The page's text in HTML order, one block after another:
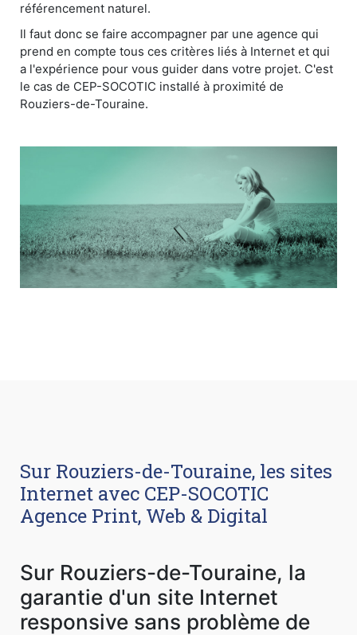
référencement naturel.
Il faut donc se faire accompagner par une agence qui
prend en compte tous ces critères liés à Internet et qui
a l'expérience pour vous guider dans votre projet. C'est
le cas de CEP-SOCOTIC installé à proximité de
Rouziers-de-Touraine.
Sur Rouziers-de-Touraine, les sites
Internet avec CEP-SOCOTIC
Agence Print, Web & Digital
Sur Rouziers-de-Touraine, la
garantie d'un site Internet
responsive sans problème de